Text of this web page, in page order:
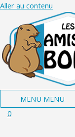
Aller au contenu
MENU MENU
0